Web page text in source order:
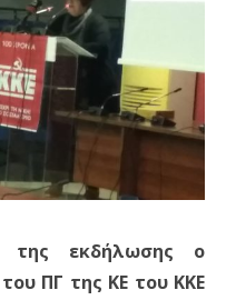
της εκδήλωσης ο
ΠΓ της ΚΕ του ΚΚΕ